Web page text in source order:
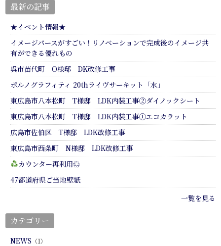
最新の記事
★イベント情報★
イメージパースがすごい！リノベーションで完成後のイメージ共
有ができる優れもの
呉市苗代町 O様邸 DK改修工事
ポルノグラフィティ 20thライヴサーキット「水」
東広島市八本松町 T様邸 LDK内装工事②ダイノックシート
東広島市八本松町 T様邸 LDK内装工事①エコカラット
広島市佐伯区 T様邸 LDK改修工事
東広島市西条町 N様邸 LDK改修工事
カウンター再利用♲
47都道府県ご当地壁紙
一覧を見る
カテゴリー
NEWS （1）